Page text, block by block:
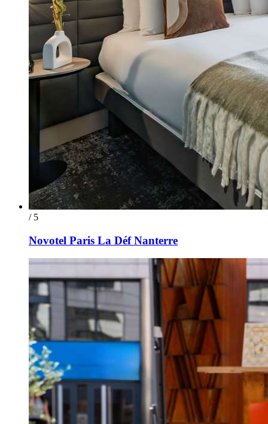
/ 5
Novotel Paris La Déf Nanterre